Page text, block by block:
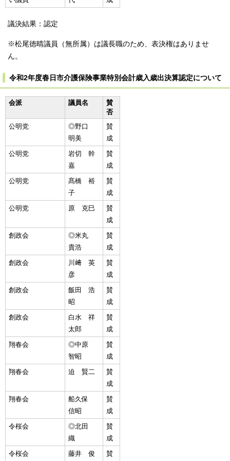
議決結果：認定
※松尾徳晴議員（無所属）は議長職のため、表決権はありませ
ん。
令和2年度春日市介護保険事業特別会計歳入歳出決算認定について
会派 議員名
賛
否
公明党
◎野口
明美
賛
成
公明党
岩切 幹
嘉
賛
成
公明党
髙橋 裕
子
賛
成
公明党
原 克巳
賛
成
創政会
◎米丸
貴浩
賛
成
創政会
川﨑 英
彦
賛
成
創政会
飯田 浩
昭
賛
成
創政会
白水 祥
太郎
賛
成
翔春会
◎中原
智昭
賛
成
翔春会
迫 賢二
賛
成
翔春会
船久保
信昭
賛
成
令桜会
◎北田
織
賛
成
令桜会
藤井 俊
賛